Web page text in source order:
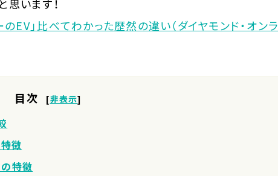
思います！
のEV」比べてわかった歴然の違い（ダイヤモンド・オンラ
目次 [非表示]
徴
の特徴